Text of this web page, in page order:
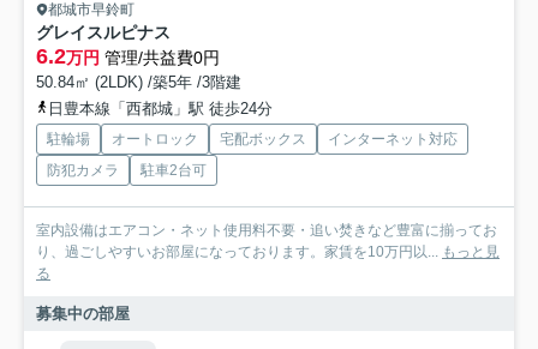
都城市早鈴町
グレイスルピナス
6.2万円 管理/共益費0円
50.84㎡ (2LDK) /築5年 /3階建
日豊本線「西都城」駅 徒歩24分
駐輪場 オートロック 宅配ボックス
インターネット対応
防犯カメラ
駐車2台可
室内設備はエアコン・ネット使用料不要・追い焚きなど豊富に揃ってお
り、過ごしやすいお部屋になっております。家賃を10万円以... もっと見
る
募集中の部屋